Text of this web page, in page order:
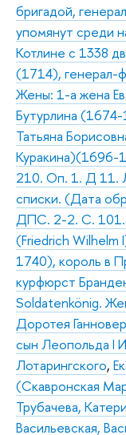
бригадой,
упомянут среди
Котлине с 1338
(1714), генерал-
Жены: 1-а жена
Бутурлина
Татьяна
Куракина)(1696-
210. Оп. 1. Д 11.
списки. (Дата
ДПС. 2-2. С. 101.
(Friedrich
1740), король в
курфюрст
Soldatenkönig.
Доротея
сын Леопольда I
Лотарингского,
(Скавронская
Трубачева,
Васильевская,